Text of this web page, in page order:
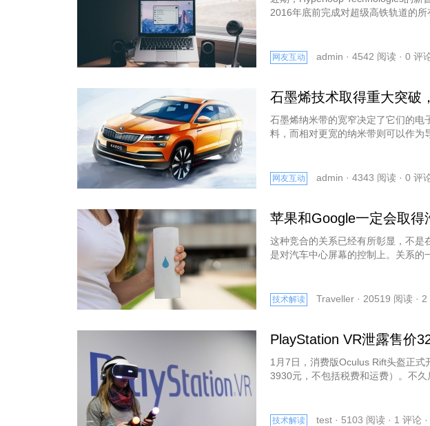
2016年底前完成对超级高铁轨道的所
网友互动 admin · 4542 阅读 · 0 评
石墨烯技术取得重大突破
石墨烯纳米带的宽窄决定了它们的电
料，而相对更宽的纳米带则可以作为
网友互动 admin · 4343 阅读 · 0 评
苹果和Google一定会取得
这种竞合的关系已经有所彰显，不是
是对汽车中心屏幕的控制上。关系的
技术解读 Traveller · 20519 阅读 · 2
PlayStation VR泄露售价
1月7日，消费版Oculus Rift头盔正
3930元，不包括税费和运费）。不久
技术解读 test · 5103 阅读 · 1 评论 ·